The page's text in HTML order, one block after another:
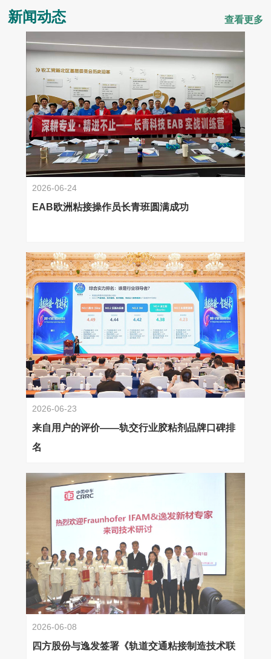
新闻动态 查看更多
2026-06-24
EAB欧洲粘接操作员长青班圆满成功
2026-06-23
来自用户的评价——轨交行业胶粘剂品牌口碑排
名
2026-06-08
四方股份与逸发签署《轨道交通粘接制造技术联